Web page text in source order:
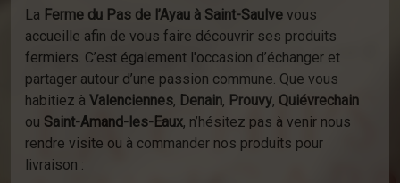
La Ferme du Pas de l’Ayau à Saint-Saulve vous
accueille afin de vous faire découvrir ses produits
fermiers. C’est également l'occasion d’échanger et
partager autour d’une passion commune. Que vous
habitiez à Valenciennes, Denain, Prouvy, Quiévrechain
ou Saint-Amand-les-Eaux, n’hésitez pas à venir nous
rendre visite ou à commander nos produits pour
livraison :